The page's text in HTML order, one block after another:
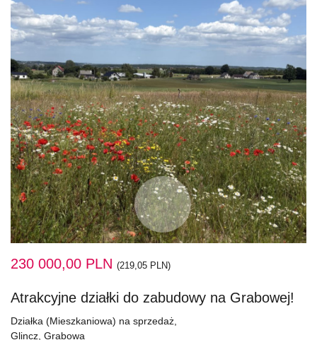
230 000,00 PLN (219,05 PLN)
Atrakcyjne działki do zabudowy na Grabowej!
Działka (Mieszkaniowa) na sprzedaż,
Glincz, Grabowa